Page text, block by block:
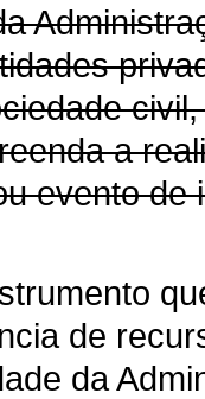
a
evento
de
da